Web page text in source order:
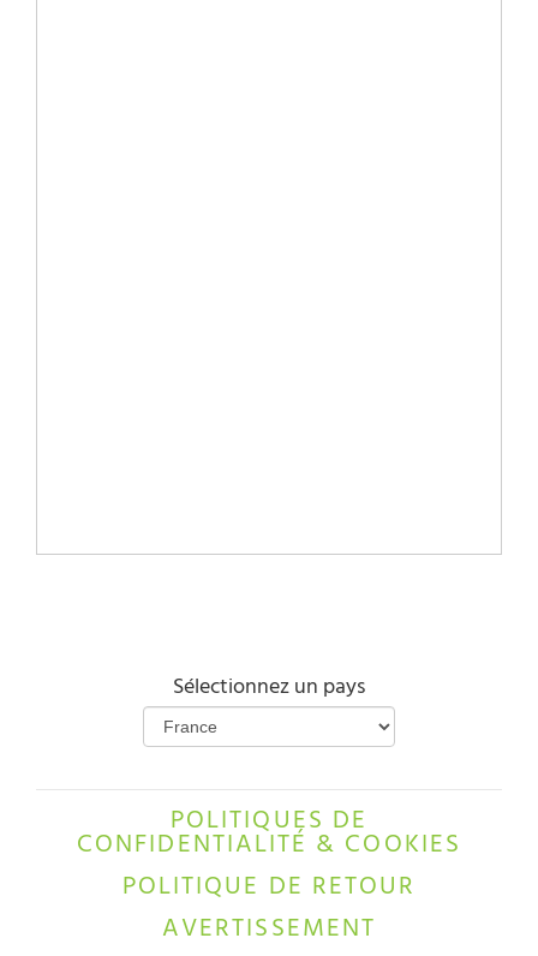
Sélectionnez un pays
POLITIQUES DE
CONFIDENTIALITÉ & COOKIES
POLITIQUE DE RETOUR
AVERTISSEMENT